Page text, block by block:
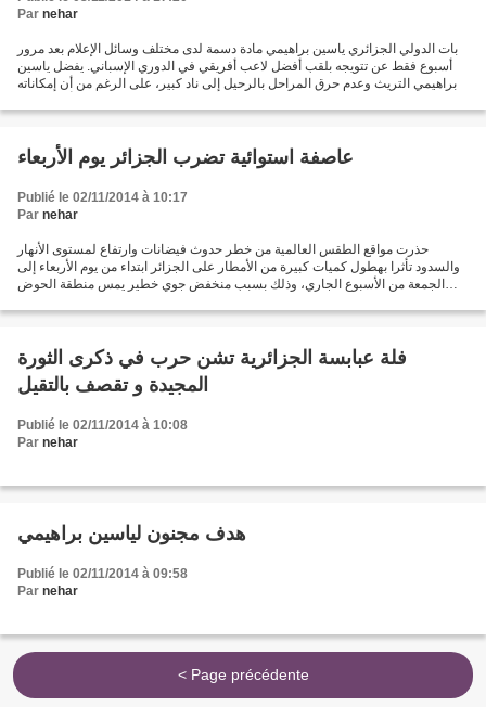
Par nehar
بات الدولي الجزائري ياسين براهيمي مادة دسمة لدى مختلف وسائل الإعلام بعد مرور
أسبوع فقط عن تتويجه بلقب أفضل لاعب أفريقي في الدوري الإسباني. يفضل ياسين
براهيمي التريث وعدم حرق المراحل بالرحيل إلى ناد كبير، على الرغم من أن إمكاناته
عاصفة استوائية تضرب الجزائر يوم الأربعاء
Publié le 02/11/2014 à 10:17
Par nehar
حذرت مواقع الطقس العالمية من خطر حدوث فيضانات وارتفاع لمستوى الأنهار
والسدود تأثرا بهطول كميات كبيرة من الأمطار على الجزائر ابتداء من يوم الأربعاء إلى
الجمعة من الأسبوع الجاري، وذلك بسبب منخفض جوي خطير يمس منطقة الحوض
فلة عبابسة الجزائرية تشن حرب في ذكرى الثورة
المجيدة و تقصف بالتقيل
Publié le 02/11/2014 à 10:08
Par nehar
هدف مجنون لياسين براهيمي
Publié le 02/11/2014 à 09:58
Par nehar
< Page précédente